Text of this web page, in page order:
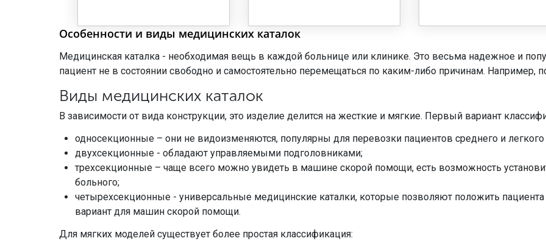
Особенности и виды медицинских каталок
Медицинская каталка - необходимая вещь в каждой больнице или клинике. Это весьма надежное и
пациент не в состоянии свободно и самостоятельно перемещаться по каким-либо причинам. Например,
Виды медицинских каталок
В зависимости от вида конструкции, это изделие делится на жесткие и мягкие. Первый вариант
односекционные – они не видоизменяются, популярны для перевозки пациентов среднего и легкого
двухсекционные - обладают управляемыми подголовниками;
трехсекционные – чаще всего можно увидеть в машине скорой помощи, есть возможность
больного;
четырехсекционные - универсальные медицинские каталки, которые позволяют положить
вариант для машин скорой помощи.
Для мягких моделей существует более простая классификация: